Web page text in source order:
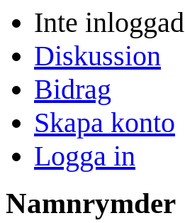
Inte inloggad
Diskussion
Bidrag
Skapa konto
Logga in
Namnrymder